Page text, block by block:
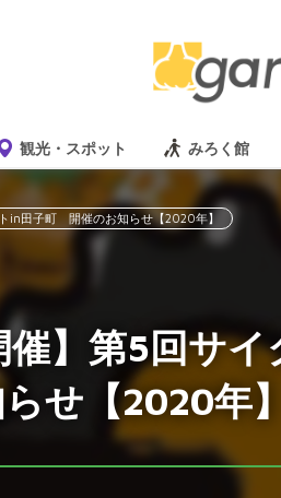
観光・スポット みろく館
in田子町 開催のお知らせ【2020年】
催】第5回サ
せ【2020年】